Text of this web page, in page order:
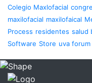
Colegio Maxlofacial
maxilofacial maxilofaical
Process residentes salud
Software Store uva forum